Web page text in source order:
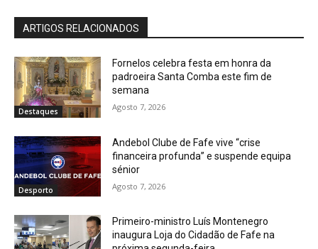
ARTIGOS RELACIONADOS
Destaques
Fornelos celebra festa em honra da
padroeira Santa Comba este fim de
semana
Agosto 7, 2026
Desporto
Andebol Clube de Fafe vive “crise
financeira profunda” e suspende equipa
sénior
Agosto 7, 2026
Primeiro-ministro Luís Montenegro
inaugura Loja do Cidadão de Fafe na